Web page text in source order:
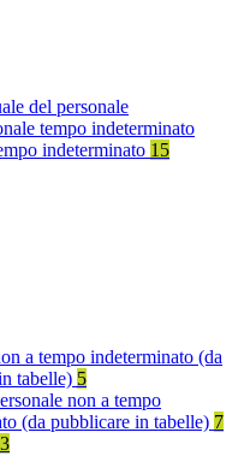
del personale
tempo indeterminato
indeterminato 15
a tempo indeterminato (da
tabelle) 5
non a tempo
(da pubblicare in tabelle) 7